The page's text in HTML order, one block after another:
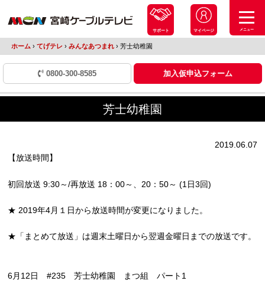
サポート マイページ メニュー
ホーム › てげテレ › みんなあつまれ ›芳士幼稚園
0800-300-8585 加入仮申込フォーム
芳士幼稚園
2019.06.07
【放送時間】
初回放送 9:30～/再放送 18：00～、20：50～ (1日3回)
★ 2019年4月１日から放送時間が変更になりました。
★「まとめて放送」は週末土曜日から翌週金曜日までの放送です。
6月12日 #235 芳士幼稚園 まつ組 パート1